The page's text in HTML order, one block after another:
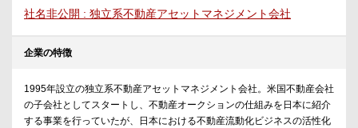
社名非公開 : 独立系不動産アセットマネジメント会社
企業の特徴
1995年設立の独立系不動産アセットマネジメント会社。米国不動産会社
の子会社としてスタートし、不動産オークションの仕組みを日本に紹介
する事業を行っていたが、日本における不動産流動化ビジネスの活性化